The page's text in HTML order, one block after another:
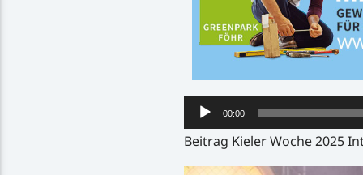
Audio-
Player
00:00
Beitrag Kieler Woche 2025